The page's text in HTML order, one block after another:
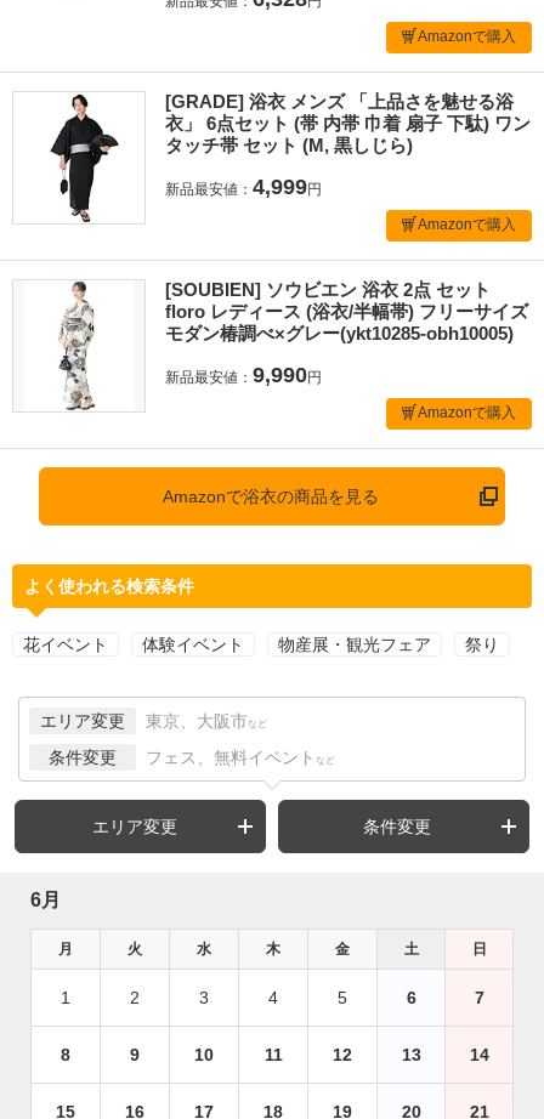
Amazonで購入
[GRADE] 浴衣 メンズ 「上品さを魅せる浴
衣」 6点セット (帯 内帯 巾着 扇子 下駄) ワン
タッチ帯 セット (M, 黒しじら)
新品最安値： 4,999円
Amazonで購入
[SOUBIEN] ソウビエン 浴衣 2点 セット
floro レディース (浴衣/半幅帯) フリーサイズ
モダン椿調べ×グレー(ykt10285-obh10005)
新品最安値： 9,990円
Amazonで購入
Amazonで浴衣の商品を見る
よく使われる検索条件
花イベント 体験イベント 物産展・観光フェア 祭り
エリア変更 東京、大阪市 など
条件変更 フェス、無料イベント など
エリア変更 条件変更
6月
月 火 水 木 金 土 日
1 2 3 4 5 6 7
8 9 10 11 12 13 14
15 16 17 18 19 20 21